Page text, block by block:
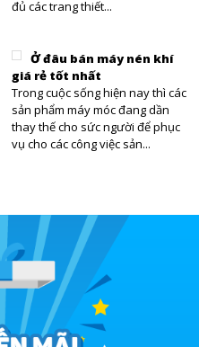
đủ các trang thiết...
Ở đâu bán máy nén khí
giá rẻ tốt nhất
Trong cuộc sống hiện nay thì các
sản phẩm máy móc đang dần
thay thế cho sức người để phục
vụ cho các công việc sản...